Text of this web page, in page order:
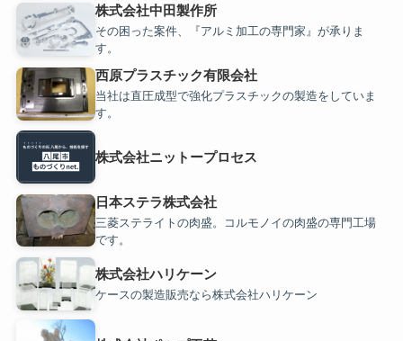
株式会社中田製作所
その困った案件、『アルミ加工の専門家』が承りま
す。
西原プラスチック有限会社
当社は直圧成型で強化プラスチックの製造をしていま
す。
株式会社ニットープロセス
日本ステラ株式会社
三菱ステライトの肉盛。コルモノイの肉盛の専門工場
です。
株式会社ハリケーン
ケースの製造販売なら株式会社ハリケーン